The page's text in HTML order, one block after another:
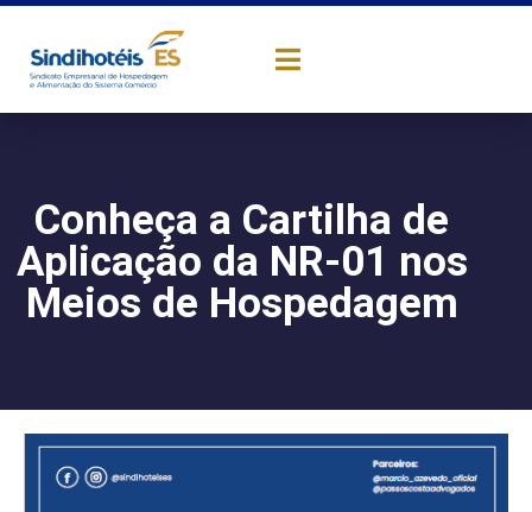
Conheça a Cartilha de
Aplicação da NR-01 nos
Meios de Hospedagem